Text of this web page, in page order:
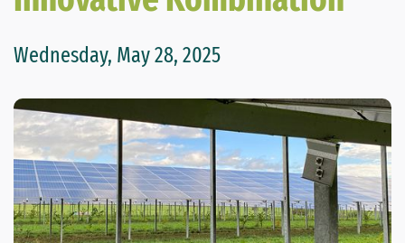
Wednesday, May 28, 2025